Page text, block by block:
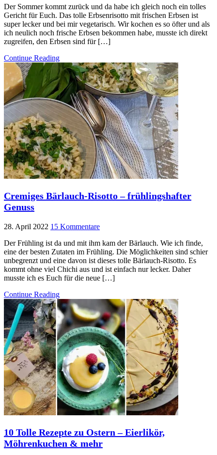
Der Sommer kommt zurück und da habe ich gleich noch ein tolles
Gericht für Euch. Das tolle Erbsenrisotto mit frischen Erbsen ist
super lecker und bei mir vegetarisch. Wir kochen es so öfter und als
ich neulich noch frische Erbsen bekommen habe, musste ich direkt
zugreifen, den Erbsen sind für […]
Continue Reading
Cremiges Bärlauch-Risotto – frühlingshafter
Genuss
28. April 2022 15 Kommentare
Der Frühling ist da und mit ihm kam der Bärlauch. Wie ich finde,
eine der besten Zutaten im Frühling. Die Möglichkeiten sind schier
unbegrenzt und eine davon ist dieses tolle Bärlauch-Risotto. Es
kommt ohne viel Chichi aus und ist einfach nur lecker. Daher
musste ich es Euch für die neue […]
Continue Reading
10 Tolle Rezepte zu Ostern – Eierlikör,
Möhrenkuchen & mehr